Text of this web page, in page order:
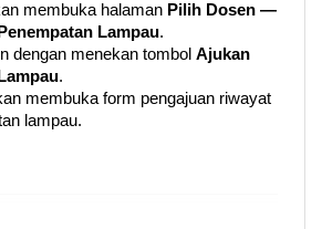
membuka halaman Pilih Dosen —
Lampau.
dengan menekan tombol Ajukan
.
membuka form pengajuan riwayat
lampau.